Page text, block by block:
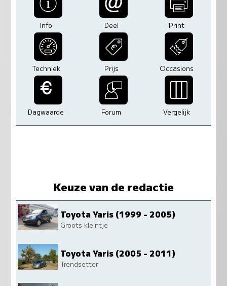
Info Deel Print
Techniek Prijs Occasions
Dagwaarde Forum Vergelijk
Keuze van de redactie
Toyota Yaris (1999 - 2005)
Groots kleintje
Toyota Yaris (2005 - 2011)
Trendsetter